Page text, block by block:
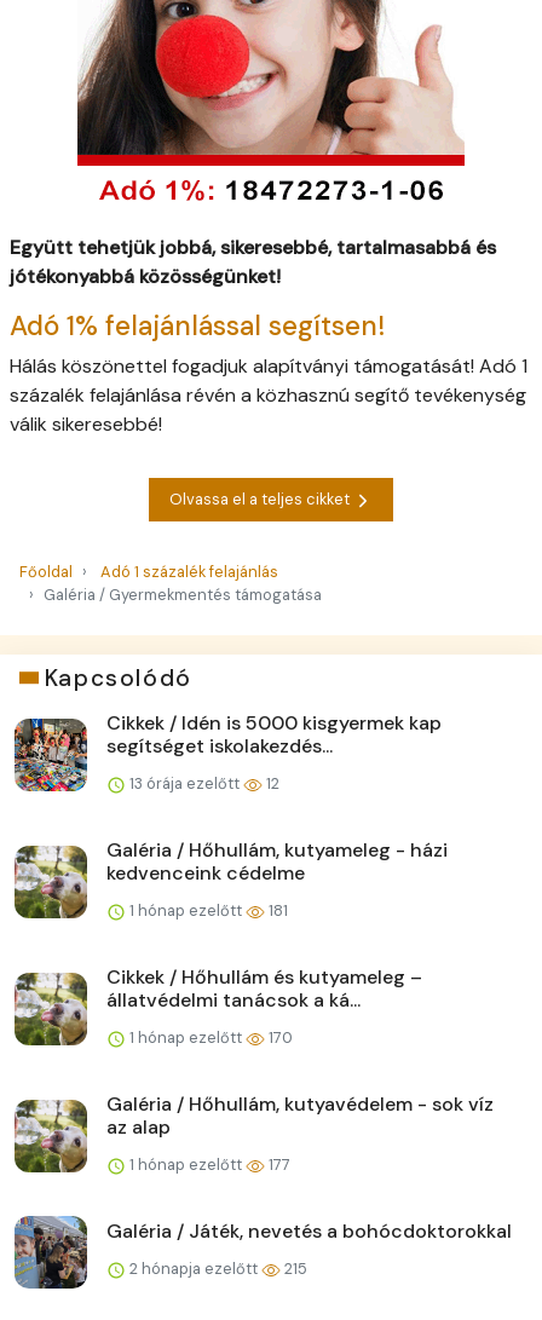
Együtt tehetjük jobbá, sikeresebbé, tartalmasabbá és
jótékonyabbá közösségünket!
Adó 1% felajánlással segítsen!
Hálás köszönettel fogadjuk alapítványi támogatását! Adó 1
százalék felajánlása révén a közhasznú segítő tevékenység
válik sikeresebbé!
Olvassa el a teljes cikket
Főoldal
Adó 1 százalék felajánlás
Galéria / Gyermekmentés támogatása
Kapcsolódó
Cikkek / Idén is 5000 kisgyermek kap
segítséget iskolakezdés...
13 órája ezelőtt 12
Galéria / Hőhullám, kutyameleg - házi
kedvenceink cédelme
1 hónap ezelőtt 181
Cikkek / Hőhullám és kutyameleg –
állatvédelmi tanácsok a ká...
1 hónap ezelőtt 170
Galéria / Hőhullám, kutyavédelem - sok víz
az alap
1 hónap ezelőtt 177
Galéria / Játék, nevetés a bohócdoktorokkal
2 hónapja ezelőtt 215